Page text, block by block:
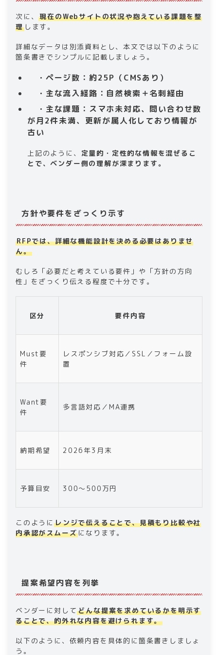
次に、現在のWebサイトの状況や抱えている課題を整
理します。
詳細なデータは別添資料とし、本文では以下のように
箇条書きでシンプルに記載しましょう。
・ページ数：約25P（CMSあり）
・主な流入経路：自然検索＋名刺経由
・主な課題：スマホ未対応、問い合わせ数
が月2件未満、更新が属人化しており情報が
古い
上記のように、 定量的・定性的な情報を混ぜるこ
とで、ベンダー側の理解が深まります。
方針や要件をざっくり示す
RFPでは、詳細な機能設計を決める必要はありませ
ん。
むしろ「必要だと考えている要件」や「方針の方向
性」をざっくり伝える程度で十分です。
区分 要件内容
Must要
件
レスポンシブ対応／SSL／フォーム設
置
Want要
件
多言語対応／MA連携
納期希望 2026年3月末
予算目安 300〜500万円
このように レンジで伝えることで、見積もり比較や社
内承認がスムーズになります。
提案希望内容を列挙
ベンダーに対してどんな提案を求めているかを明示す
ることで、的外れな内容を避けられます。
以下のように、依頼内容を具体的に箇条書きしましょ
う。